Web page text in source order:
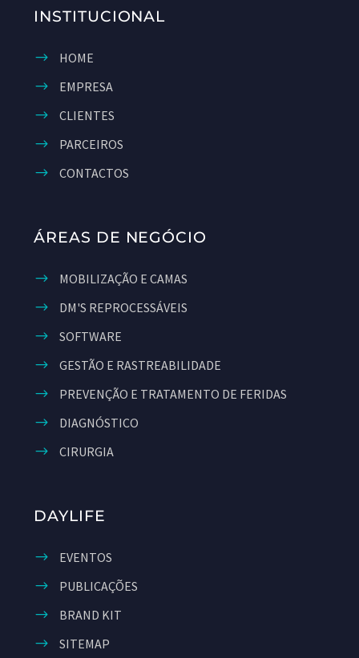
INSTITUCIONAL
HOME
EMPRESA
CLIENTES
PARCEIROS
CONTACTOS
ÁREAS DE NEGÓCIO
MOBILIZAÇÃO E CAMAS
DM'S REPROCESSÁVEIS
SOFTWARE
GESTÃO E RASTREABILIDADE
PREVENÇÃO E TRATAMENTO DE FERIDAS
DIAGNÓSTICO
CIRURGIA
DAYLIFE
EVENTOS
PUBLICAÇÕES
BRAND KIT
SITEMAP